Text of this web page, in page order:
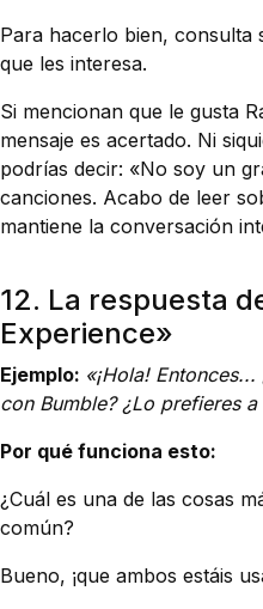
Para hacerlo bien, consulta
que les interesa.
Si mencionan que le gusta
mensaje es acertado. Ni
podrías decir: «No soy un
canciones. Acabo de leer
mantiene la conversación
12. La respuesta
Experience»
Ejemplo: «¡Hola!
con Bumble? ¿Lo prefieres a
Por qué funciona esto:
¿Cuál es una de las cosas
común?
Bueno, ¡que ambos estáis